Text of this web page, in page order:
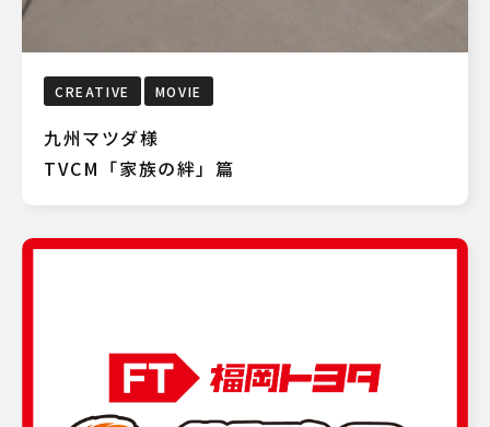
CREATIVE MOVIE
九州マツダ様
TVCM「家族の絆」篇